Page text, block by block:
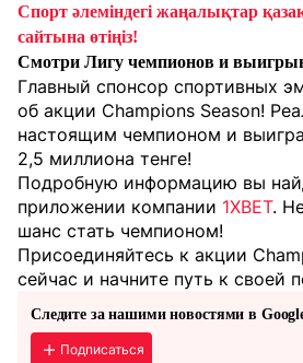
Спорт әлеміндегі жаңалықтар
сайтына өтіңіз!
Смотри Лигу чемпионов и
Главный спонсор спортивных
об акции Champions Season!
настоящим чемпионом и
2,5 миллиона тенге!
Подробную информацию вы
приложении компании 1XBET.
шанс стать чемпионом!
Присоединяйтесь к акции
сейчас и начните путь к своей
Следите за нашими новостями в
Подписаться